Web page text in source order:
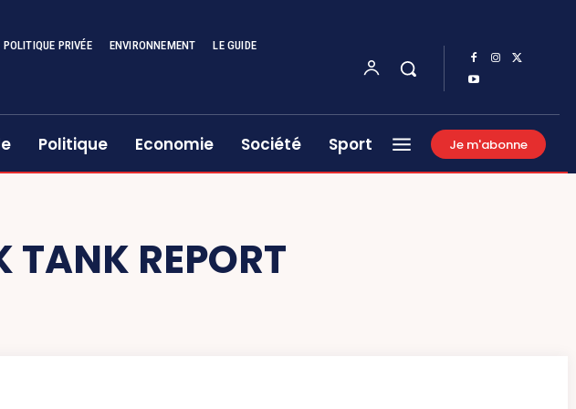
POLITIQUE PRIVÉE ENVIRONNEMENT LE GUIDE
Politique Economie Société Sport Je m'abonne
REPORT